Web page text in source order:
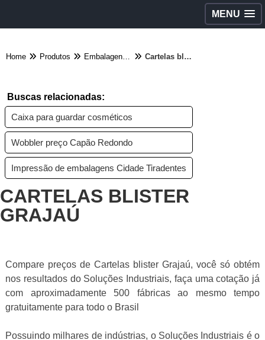
MENU
Home Produtos Embalagens diversas - Categoria Cartelas blister Grajaú
Buscas relacionadas:
Caixa para guardar cosméticos
Wobbler preço Capão Redondo
Impressão de embalagens Cidade Tiradentes
CARTELAS BLISTER
GRAJAÚ
Compare preços de Cartelas blister Grajaú, você só obtém
nos resultados do Soluções Industriais, faça uma cotação já
com aproximadamente 500 fábricas ao mesmo tempo
gratuitamente para todo o Brasil
Possuindo milhares de indústrias, o Soluções Industriais é o